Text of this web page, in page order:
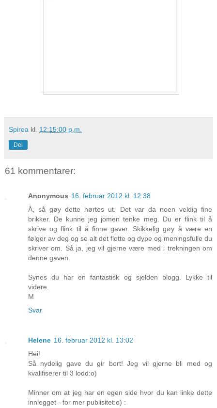
Spirea kl. 12:15:00 p.m.
Del
61 kommentarer:
Anonymous 16. februar 2012 kl. 12:38
Å, så gøy dette hørtes ut. Det var da noen veldig fine
brikker. De kunne jeg jomen tenke meg. Du er flink til å
skrive og flink til å finne gaver. Skikkelig gøy å være en
følger av deg og se alt det flotte og dype og meningsfulle du
skriver om. Så ja, jeg vil gjerne være med i trekningen om
denne gaven.
Synes du har en fantastisk og sjelden blogg. Lykke til
videre.
M
Svar
Helene 16. februar 2012 kl. 13:02
Hei!
Så nydelig gave du gir bort! Jeg vil gjerne bli med og
kvalifiserer til 3 lodd:o)
Minner om at jeg har en egen side hvor du kan linke dette
innlegget - for mer publisitet:o) :